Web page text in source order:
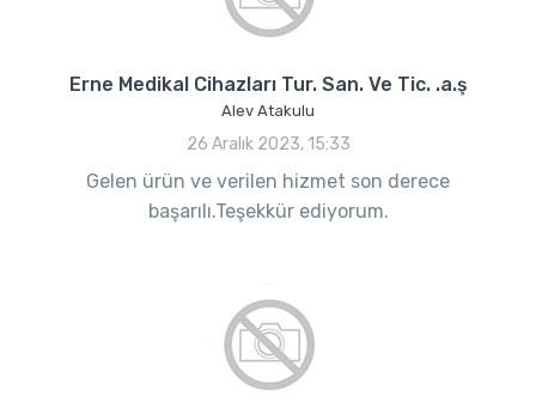
Erne Medikal Cihazları Tur. San. Ve Tic. .a.ş
Alev Atakulu
26 Aralık 2023, 15:33
Gelen ürün ve verilen hizmet son derece
başarılı.Teşekkür ediyorum.